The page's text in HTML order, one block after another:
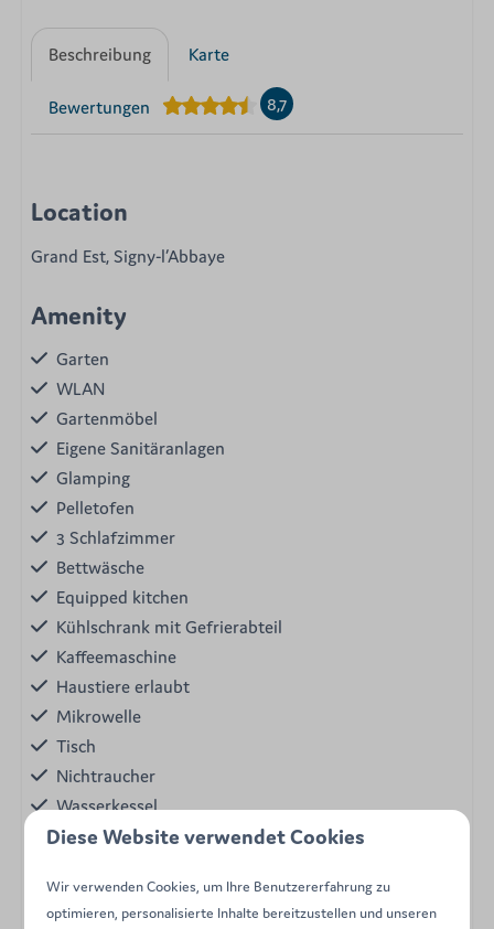
Beschreibung Karte
Bewertungen 8,7
Location
Grand Est, Signy-l’Abbaye
Amenity
Garten
WLAN
Gartenmöbel
Eigene Sanitäranlagen
Glamping
Pelletofen
3 Schlafzimmer
Bettwäsche
Equipped kitchen
Kühlschrank mit Gefrierabteil
Kaffeemaschine
Haustiere erlaubt
Mikrowelle
Tisch
Nichtraucher
Wasserkessel
Zugang zum Gemeinschaftspool des
Diese Website verwendet Cookies
Wir verwenden Cookies, um Ihre Benutzererfahrung zu
optimieren, personalisierte Inhalte bereitzustellen und unseren